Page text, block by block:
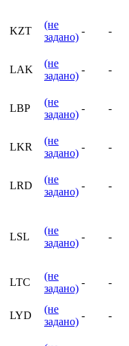
KZT
(не
задано)
- -
LAK
(не
задано)
- -
LBP
(не
задано)
- -
LKR
(не
задано)
- -
LRD
(не
задано)
- -
LSL
(не
задано)
- -
LTC
(не
задано)
- -
LYD
(не
задано)
- -